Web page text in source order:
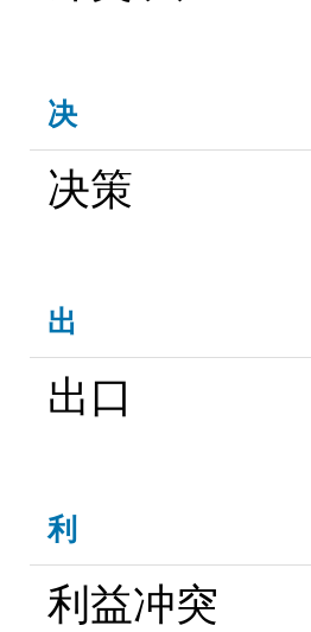
决
决策
出
出口
利
利益冲突